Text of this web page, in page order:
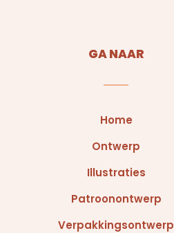
GA NAAR
Home
Ontwerp
Illustraties
Patroonontwerp
Verpakkingsontwerp